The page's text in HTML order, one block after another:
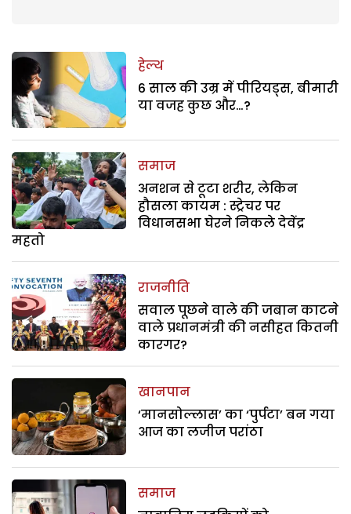
हेल्थ
6 साल की उम्र में पीरियड्स, बीमारी
या वजह कुछ और…?
समाज
अनशन से टूटा शरीर, लेकिन
हौसला कायम : स्ट्रेचर पर
विधानसभा घेरने निकले देवेंद्र
महतो
राजनीति
सवाल पूछने वाले की जबान काटने
वाले प्रधानमंत्री की नसीहत कितनी
कारगर?
खानपान
‘मानसोल्लास’ का ‘पुर्पटा’ बन गया
आज का लजीज परांठा
समाज